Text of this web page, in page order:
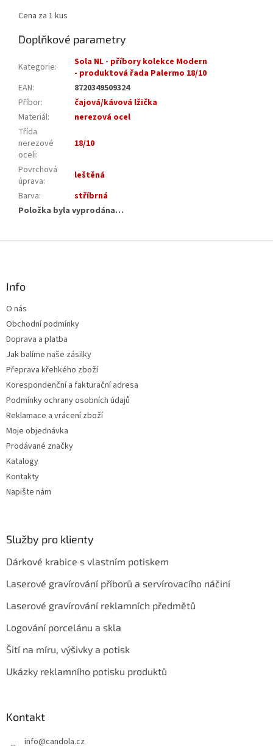
Cena za 1 kus
Doplňkové parametry
Kategorie:
Sola NL - příbory kolekce Modern
- produktová řada Palermo 18/10
EAN:
8720349509324
Příbor:
čajová/kávová lžička
Materiál:
nerezová ocel
Třída
nerezové
oceli:
18/10
Povrchová
úprava:
leštěná
Barva:
stříbrná
Položka byla vyprodána…
Info
O nás
Obchodní podmínky
Doprava a platba
Jak balíme naše zásilky
Přeprava křehkého zboží
Korespondenční a fakturační adresa
Podmínky ochrany osobních údajů
Reklamace a vrácení zboží
Moje objednávka
Prodávané značky
Katalogy
Kontakty
Napište nám
Služby pro klienty
Dárkové krabice s vlastním potiskem
Laserové gravírování příborů a servírovacího náčiní
Laserové gravírování reklamních předmětů
Logování porcelánu a skla
Šití na míru, výšivky a potisk
Ukázky reklamního potisku produktů
Kontakt
info@candola.cz